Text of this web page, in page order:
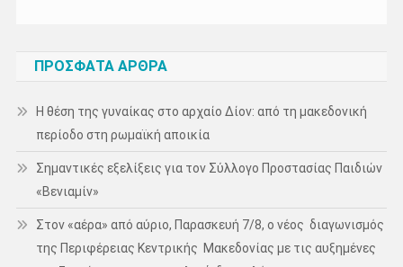
ΠΡΌΣΦΑΤΑ ΆΡΘΡΑ
Η θέση της γυναίκας στο αρχαίο Δίον: από τη μακεδονική
περίοδο στη ρωμαϊκή αποικία
Σημαντικές εξελίξεις για τον Σύλλογο Προστασίας Παιδιών
«Βενιαμίν»
Στον «αέρα» από αύριο, Παρασκευή 7/8, ο νέος διαγωνισμός
της Περιφέρειας Κεντρικής Μακεδονίας με τις αυξημένες